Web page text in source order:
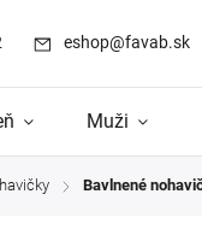
eshop@favab.sk
Muži
/ Bavlnené